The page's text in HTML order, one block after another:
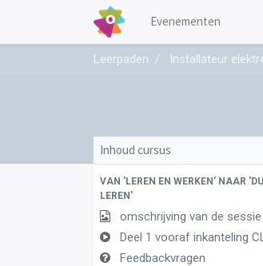
Evenementen
Leerpaden Installateur
Inhoud cursus
VAN 'LEREN EN WERKEN' NAAR
LEREN'
omschrijving van de sessie
Deel 1 vooraf inkanteling CLW in duaal
Feedbackvragen